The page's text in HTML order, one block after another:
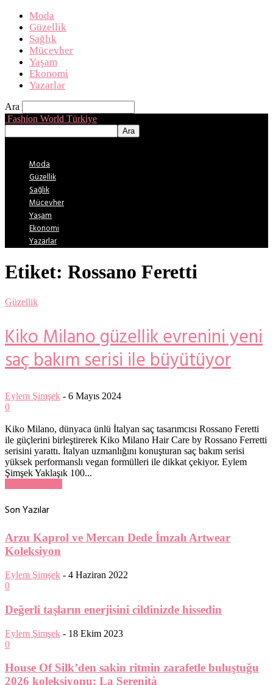
Moda
Güzellik
Sağlık
Mücevher
Yaşam
Ekonomi
Yazarlar
Ara
Fashion World Türkiye
Moda
Güzellik
Sağlık
Mücevher
Yaşam
Ekonomi
Yazarlar
Etiket: Rossano Feretti
Güzellik
Kiko Milano güzellik evrenini yeni
saç bakım serisi ile büyütüyor
Eylem Şimşek - 6 Mayıs 2024
0
Kiko Milano, dünyaca ünlü İtalyan saç tasarımcısı Rossano Feretti
ile güçlerini birleştirerek Kiko Milano Hair Care by Rossano Ferretti
serisini yarattı. İtalyan uzmanlığını konuşturan saç bakım serisi
yüksek performanslı vegan formülleri ile dikkat çekiyor. Eylem
Şimşek Yaklaşık 100...
Son Yazılar
Arzu Kaprol ve Mercan Dede İmzalı Artwear
Koleksiyon
Eylem Şimşek - 4 Haziran 2022
0
Değerli taşların enerjisini cildinizde hissedin
Eylem Şimşek - 18 Ekim 2023
0
House Of Silk’den sakin ritmin zarafetle buluştuğu
2026 koleksiyonu: La Serenità